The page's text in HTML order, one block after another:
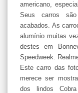
americano,
Seus carros
acabados. As
alumínio muitas
destes em
Speedweek.
Este carro das
merece ser
dos lindos